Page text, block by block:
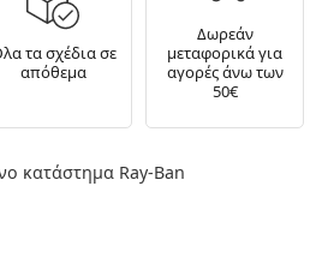
τα σχέδια σε
απόθεμα
Δωρεάν
μεταφορικά για
αγορές άνω των
50€
κατάστημα Ray-Ban